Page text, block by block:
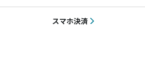
スマホ決済